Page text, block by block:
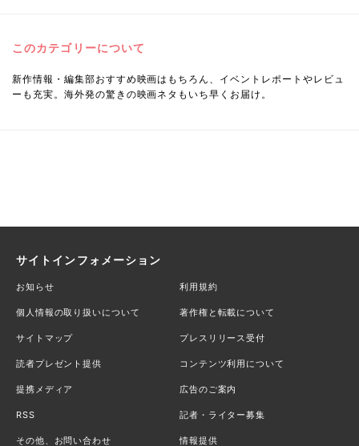
このカテゴリーについて
新作情報・編集部おすすめ映画はもちろん、イベントレポートやレビュ
ーも充実。海外発の驚きの映画ネタもいち早くお届け。
サイトインフォメーション
お知らせ 利用規約
個人情報の取り扱いについて 著作権と転載について
サイトマップ プレスリリース受付
読者プレゼント提供 コンテンツ利用について
提携メディア 広告のご案内
RSS 記者・ライター募集
その他、お問い合わせ 情報提供